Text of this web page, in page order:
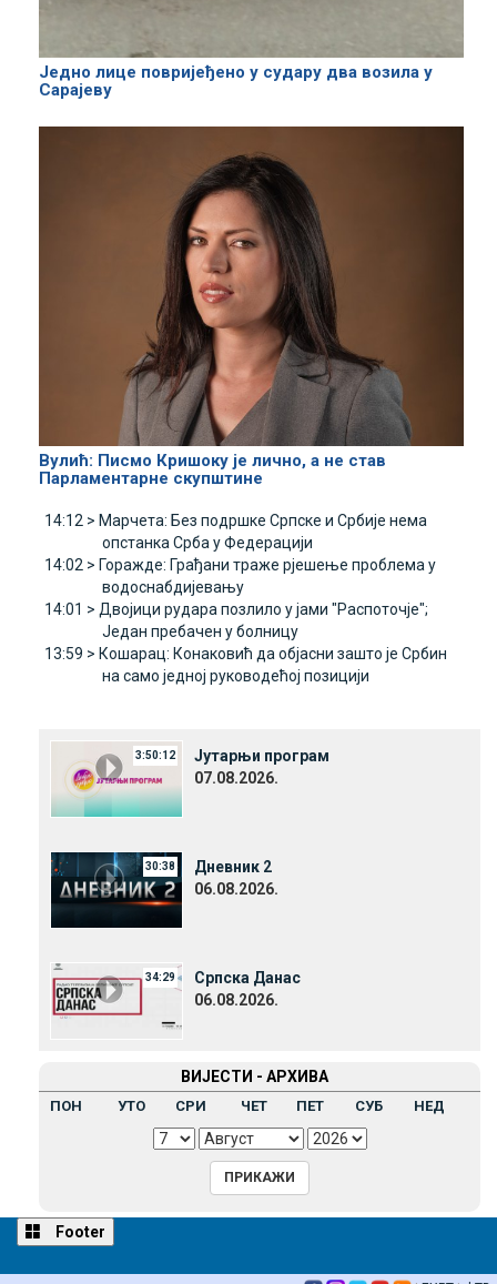
Једно лице повријеђено у судару два возила у
Сарајеву
Вулић: Писмо Кришоку је лично, а не став
Парламентарне скупштине
14:12 > Марчета: Без подршке Српске и Србије нема
опстанка Срба у Федерацији
14:02 > Горажде: Грађани траже рјешење проблема у
водоснабдијевању
14:01 > Двојици рудара позлило у јами "Распоточје";
Један пребачен у болницу
13:59 > Кошарац: Конаковић да објасни зашто је Србин
на само једној руководећој позицији
3:50:12
Јутарњи програм
07.08.2026.
30:38
Дневник 2
06.08.2026.
34:29
Српска Данас
06.08.2026.
ВИЈЕСТИ - АРХИВА
ПОН УТО СРИ ЧЕТ ПЕТ СУБ НЕД
Footer